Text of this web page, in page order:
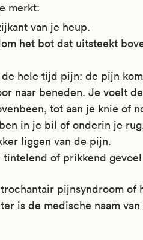
merkt:
van je heup.
het bot dat uitsteekt
hele tijd pijn: de pijn
naar beneden. Je voelt
tot aan je knie of
in je bil of onderin je
liggen van de pijn.
tintelend of prikkend
pijnsyndroom of
is de medische naam